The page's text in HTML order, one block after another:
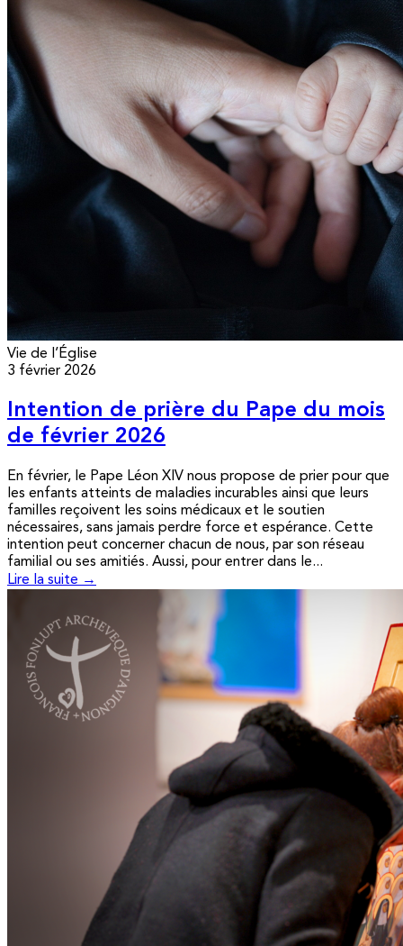
Vie de l’Église
3 février 2026
Intention de prière du Pape du mois
de février 2026
En février, le Pape Léon XIV nous propose de prier pour que
les enfants atteints de maladies incurables ainsi que leurs
familles reçoivent les soins médicaux et le soutien
nécessaires, sans jamais perdre force et espérance. Cette
intention peut concerner chacun de nous, par son réseau
familial ou ses amitiés. Aussi, pour entrer dans le...
Lire la suite →